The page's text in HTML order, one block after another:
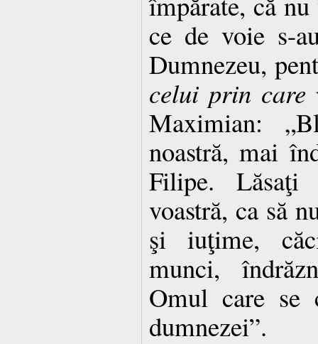
ce de voie s-
Dumnezeu,
celui prin care
Maximian:
noastră, mai
Filipe.
voastră, ca să
şi iuţime,
munci,
Omul care se
dumnezei”.